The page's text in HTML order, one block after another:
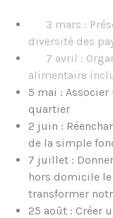
3 mars :
diversité des
7 avril :
alimentaire
5 mai :
quartier
2 juin :
de la simple
7 juillet :
hors domicile
transformer
25 août : Créer